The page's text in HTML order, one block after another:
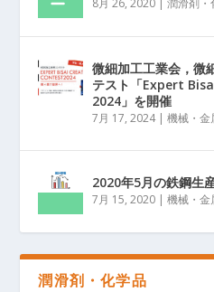
微細加工工業会，微
テスト「Expert
2024」を開催
7月 17, 2024|機械・金
2020年5月の鉄鋼生
7月 15, 2020 |機械・金
潤滑剤・化学品